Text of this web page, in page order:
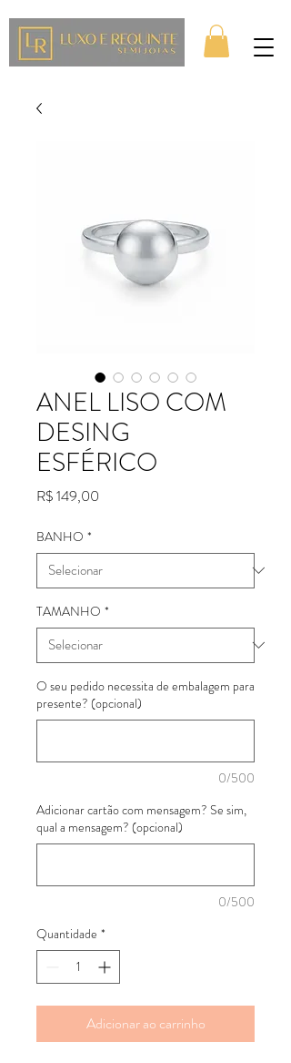
ANEL LISO COM
DESING
ESFÉRICO
R$ 149,00
BANHO *
TAMANHO *
O seu pedido necessita de embalagem para
presente? (opcional)
0/500
Adicionar cartão com mensagem? Se sim,
qual a mensagem? (opcional)
0/500
Quantidade *
Adicionar ao carrinho